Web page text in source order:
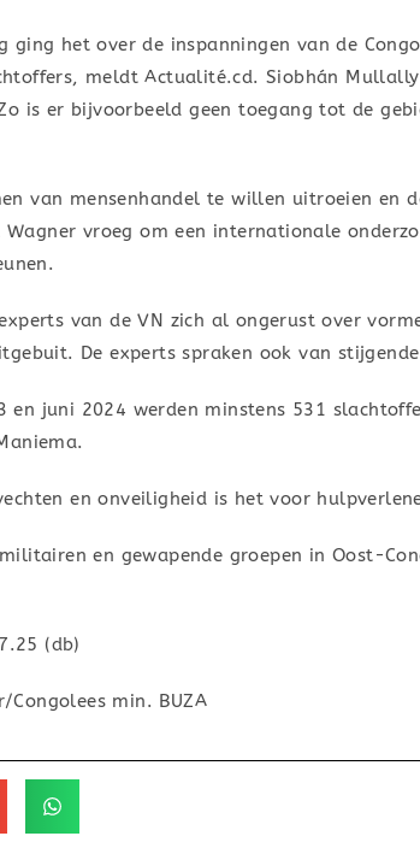
ging het over de inspanningen van de
meldt Actualité.cd. Siobhán
is er bijvoorbeeld geen toegang tot de
van mensenhandel te willen uitroeien en
vroeg om een internationale
van de VN zich al ongerust over
De experts spraken ook van
en juni 2024 werden minstens 531
en onveiligheid is het voor
en gewapende groepen in Oost-
(db)
Congolees min. BUZA